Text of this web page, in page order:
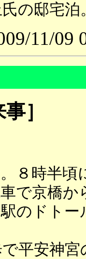
の邸宅泊
11/09
］
８時半頃
で京橋か
のドトー
平安神宮